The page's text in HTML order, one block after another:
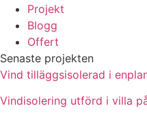
Projekt
Blogg
Offert
Senaste projekten
Vind tilläggsisolerad i
Vindisolering utförd i villa